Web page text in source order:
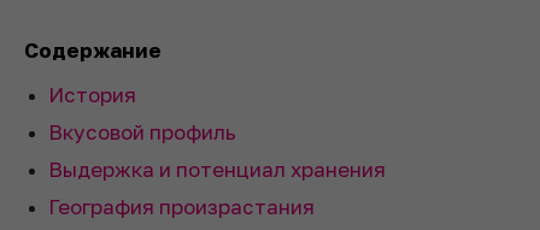
Содержание
История
Вкусовой профиль
Выдержка и потенциал хранения
География произрастания